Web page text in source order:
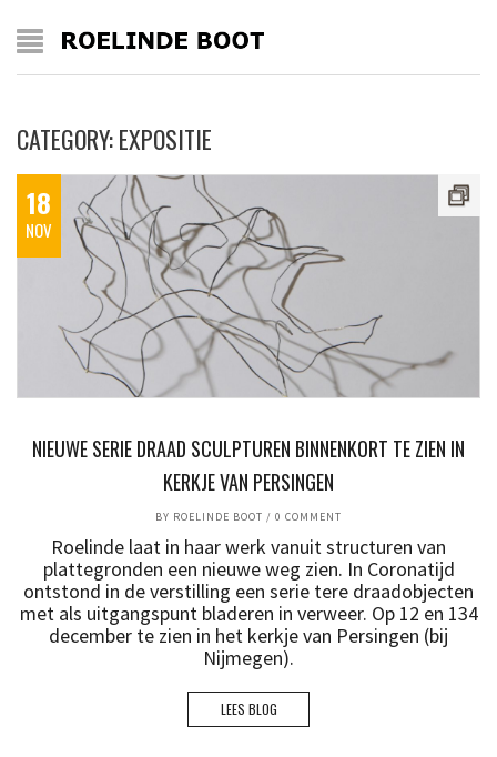
CATEGORY: EXPOSITIE
18
NOV
NIEUWE SERIE DRAAD SCULPTUREN BINNENKORT TE ZIEN IN
KERKJE VAN PERSINGEN
BY ROELINDE BOOT / 0 COMMENT
Roelinde laat in haar werk vanuit structuren van
plattegronden een nieuwe weg zien. In Coronatijd
ontstond in de verstilling een serie tere draadobjecten
met als uitgangspunt bladeren in verweer. Op 12 en 134
december te zien in het kerkje van Persingen (bij
Nijmegen).
LEES BLOG